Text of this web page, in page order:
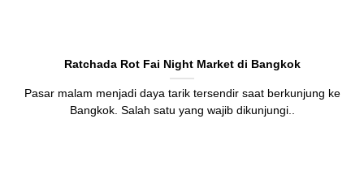
Ratchada Rot Fai Night Market di Bangkok
Pasar malam menjadi daya tarik tersendir saat berkunjung ke
Bangkok. Salah satu yang wajib dikunjungi..